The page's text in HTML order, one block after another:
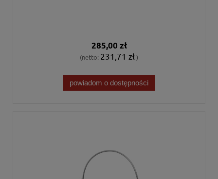
285,00 zł
(netto: 231,71 zł)
powiadom o dostępności